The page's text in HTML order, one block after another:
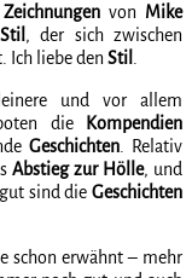
Zeichnungenvon Mike
Stil , der sich zwischen
Ich liebe den Stil
und vor allem
die
Kompendien
Geschichten. Relativ
Abstieg zur Hölle, und
sind die Geschichten
schon erwähnt – mehr